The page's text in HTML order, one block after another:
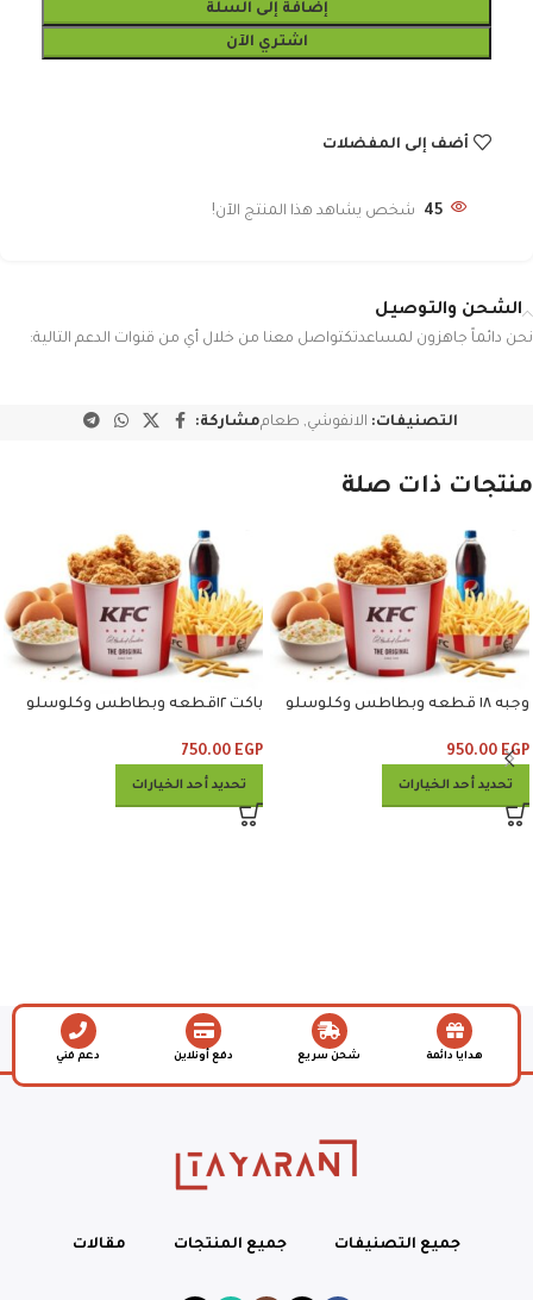
إضافة إلى السلة
اشتري الآن
أضف إلى المفضلات
45 شخص يشاهد هذا المنتج الآن!
الشحن والتوصيل
نحن دائماً جاهزون لمساعدتكتواصل معنا من خلال أي من قنوات الدعم التالية:
التصنيفات: الانفوشي, طعاممشاركة:
منتجات ذات صلة
وجبه ١٨ قطعه وبطاطس وكلوسلو
950.00 EGP
تحديد أحد الخيارات
باكت ١٢قطعه وبطاطس وكلوسلو
750.00 EGP
تحديد أحد الخيارات
هدايا دائمة شحن سريع دفع أونلاين دعم فني
جميع التصنيفات جميع المنتجات مقالات